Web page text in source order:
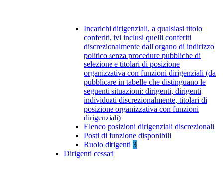
Incarichi dirigenziali, a qualsiasi titolo
conferiti, ivi inclusi quelli conferiti
discrezionalmente dall'organo di indirizzo
politico senza procedure pubbliche di
selezione e titolari di posizione
organizzativa con funzioni dirigenziali (da
pubblicare in tabelle che distinguano le
seguenti situazioni: dirigenti, dirigenti
individuati discrezionalmente, titolari di
posizione organizzativa con funzioni
dirigenziali)
Elenco posizioni dirigenziali discrezionali
Posti di funzione disponibili
Ruolo dirigenti 3
Dirigenti cessati